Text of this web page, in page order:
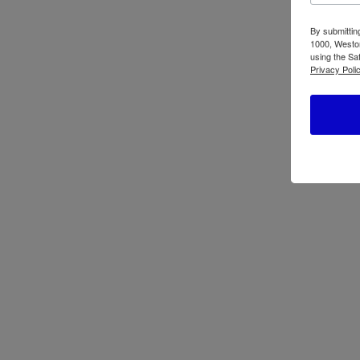
By
1000,
using the
Privacy